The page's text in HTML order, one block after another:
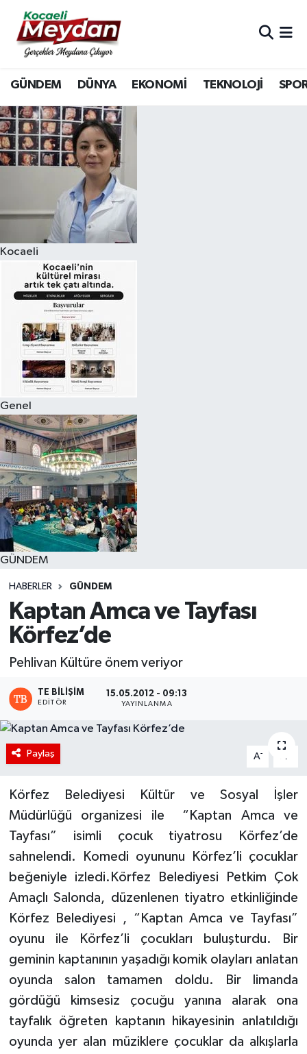
GÜNDEM DÜNYA EKONOMİ TEKNOLOJİ
Kocaeli
Genel
GÜNDEM
HABERLER GÜNDEM
Kaptan Amca ve Tayfası
Körfez’de
Pehlivan Kültüre önem veriyor
TE BILIŞIM
EDITÖR
15.05.2012 - 09:13
YAYINLANMA
Paylaş A- A
Körfez Belediyesi Kültür ve Sosyal İşler
Müdürlüğü organizesi ile “Kaptan Amca ve
Tayfası” isimli çocuk tiyatrosu Körfez’de
sahnelendi. Komedi oyununu Körfez’li çocuklar
beğeniyle izledi.Körfez Belediyesi Petkim Çok
Amaçlı Salonda, düzenlenen tiyatro etkinliğinde
Körfez Belediyesi , “Kaptan Amca ve Tayfası”
oyunu ile Körfez’li çocukları buluşturdu. Bir
geminin kaptanının yaşadığı komik olayları anlatan
oyunda salon tamamen doldu. Bir limanda
gördüğü kimsesiz çocuğu yanına alarak ona
tayfalık öğreten kaptanın hikayesinin anlatıldığı
oyunda yer alan müziklere çocuklar da alkışlarla
Nöbetçi Eczaneler
Hava Durumu
Trafik Durumu
Süper Lig Puan Durumu ve Fikstür
Tüm Manşetler
Son Dakika Haberleri
Haber Arşivi